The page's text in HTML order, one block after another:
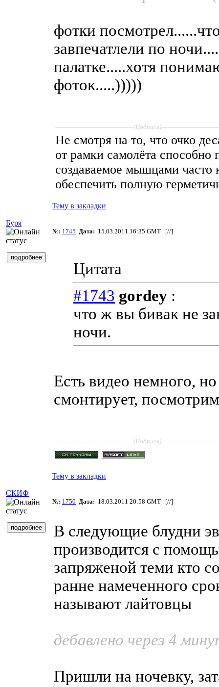
фотки
завпечатлели по
палатке.....хотя
фоток.....)))))
(Подпись)
Не смотря на то, что очко
от рамки самолёта способно
создаваемое мышцами часто
обеспечить полную
Тему в закладки
Буря
№: 1745 Дата: 15.03.2011 16:35 GMT [//]
Цитата
#1743 gordey :
что ж вы бивак не
ночи.
Есть видео немного,
смонтирует,
(Подпись)
Тему в закладки
СКИФ
№: 1750 Дата: 18.03.2011 20:58 GMT [//]
В следующие блудни
производится с
запряженой теми кто
ранне намеченного
называют лайтовцы
дебавлено через 4
Пришли на ночевку,